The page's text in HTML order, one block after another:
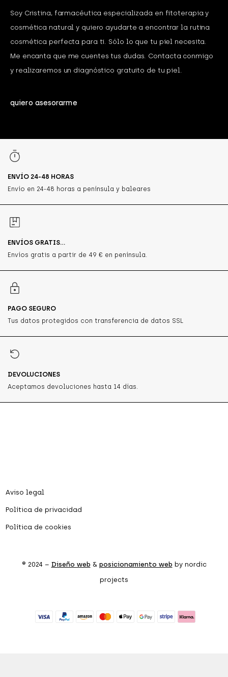
Soy Cristina, farmacéutica especializada en fitoterapia y
cosmética natural y quiero ayudarte a encontrar la rutina
cosmética perfecta para ti. Sólo lo que tu piel necesita.
Me encanta que me cuentes tus dudas. Contacta conmigo
y realizaremos un diagnóstico gratuito de tu piel.
quiero asesorarme
ENVÍO 24-48 HORAS
Envío en 24-48 horas a península y baleares
ENVÍOS GRATIS...
Envíos gratis a partir de 49 € en península.
PAGO SEGURO
Tus datos protegidos con transferencia de datos SSL
DEVOLUCIONES
Aceptamos devoluciones hasta 14 días.
Aviso legal
Política de privacidad
Política de cookies
® 2024 – Diseño web & posicionamiento web by nordic
projects